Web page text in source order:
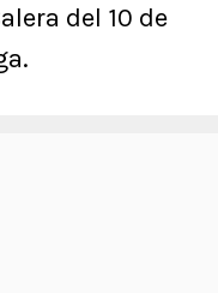
del 10 de